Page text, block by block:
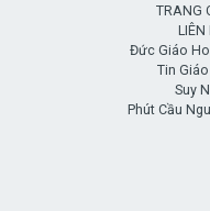
TRANG
LIÊN
Đức Giáo
Tin
Suy
Phút Cầu